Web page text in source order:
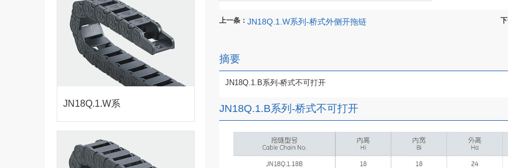
上一条： JN18Q.1.W系列-桥式外侧开拖链
摘要
JN18Q.1.B系列-桥式不可打开
JN18Q.1.B系列-桥式不可打开
开拖链
JN18Q.1.W系
列-桥式外侧开